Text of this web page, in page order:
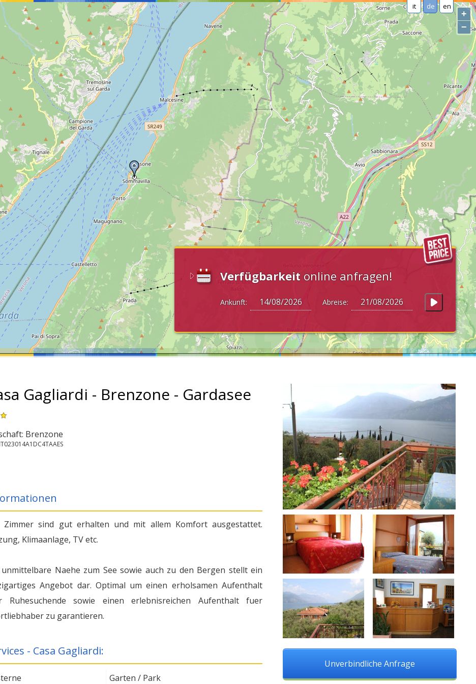
it de en
Verfügbarkeit online anfragen!
Ankunft: Abreise:
+
−
Gagliardi - Brenzone - Gardasee
Brenzone
Zimmer sind gut erhalten und mit allem Komfort ausgestattet.
Klimaanlage, TV etc.
unmittelbare Naehe zum See sowie auch zu den Bergen stellt ein
Angebot dar. Optimal um einen erholsamen Aufenthalt
Ruhesuchende sowie einen erlebnisreichen Aufenthalt fuer
zu garantieren.
- Casa Gagliardi:
Garten / Park
Unverbindliche Anfrage